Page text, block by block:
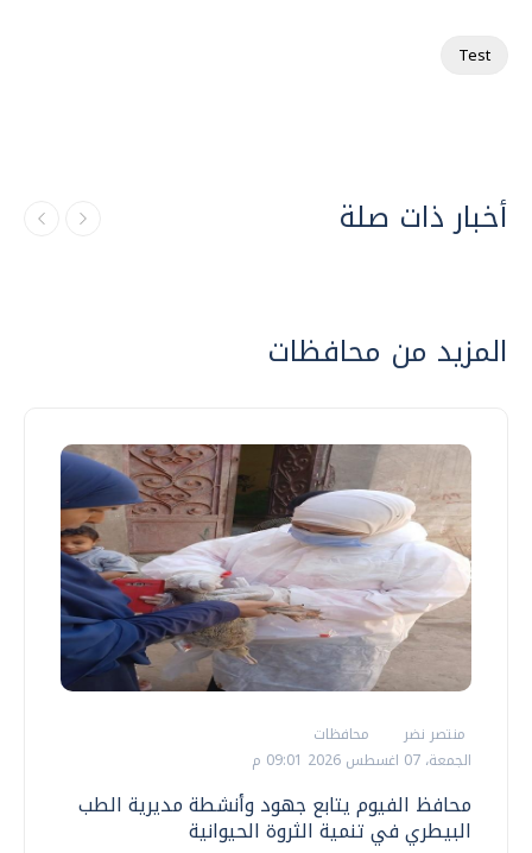
Test
أخبار ذات صلة
المزيد من محافظات
منتصر نضر
محافظات
الجمعة، 07 اغسطس 2026 09:01 م
محافظ الفيوم يتابع جهود وأنشطة مديرية الطب
البيطري في تنمية الثروة الحيوانية